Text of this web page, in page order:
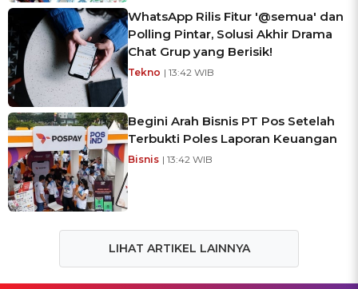
WhatsApp Rilis Fitur '@semua' dan
Polling Pintar, Solusi Akhir Drama
Chat Grup yang Berisik!
Tekno | 13:42 WIB
Begini Arah Bisnis PT Pos Setelah
Terbukti Poles Laporan Keuangan
Bisnis | 13:42 WIB
LIHAT ARTIKEL LAINNYA